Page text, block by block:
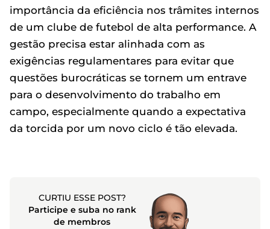
importância da eficiência nos trâmites internos
de um clube de futebol de alta performance. A
gestão precisa estar alinhada com as
exigências regulamentares para evitar que
questões burocráticas se tornem um entrave
para o desenvolvimento do trabalho em
campo, especialmente quando a expectativa
da torcida por um novo ciclo é tão elevada.
CURTIU ESSE POST?
Participe e suba no rank
de membros